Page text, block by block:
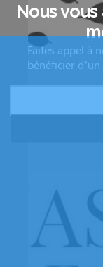
Nous
Faites appel à
bénéficier